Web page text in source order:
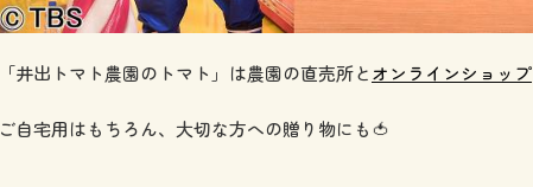
「井出トマト農園のトマト」は農園の直売所とオンラインショップ
ご自宅用はもちろん、大切な方への贈り物にも🍅